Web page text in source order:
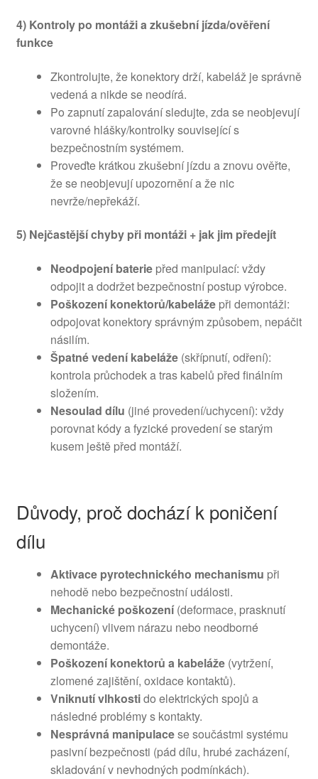
4) Kontroly po montáži a zkušební jízda/ověření
funkce
Zkontrolujte, že konektory drží, kabeláž je správně
vedená a nikde se neodírá.
Po zapnutí zapalování sledujte, zda se neobjevují
varovné hlášky/kontrolky související s
bezpečnostním systémem.
Proveďte krátkou zkušební jízdu a znovu ověřte,
že se neobjevují upozornění a že nic
nevrže/nepřekáží.
5) Nejčastější chyby při montáži + jak jim předejít
Neodpojení bateriepřed manipulací: vždy
odpojit a dodržet bezpečnostní postup výrobce.
Poškození konektorů/kabelážepři demontáži:
odpojovat konektory správným způsobem, nepáčit
násilím.
Špatné vedení kabeláže(skřípnutí, odření):
kontrola průchodek a tras kabelů před finálním
složením.
Nesoulad dílu (jiné provedení/uchycení): vždy
porovnat kódy a fyzické provedení se starým
kusem ještě před montáží.
Důvody, proč dochází k poničení
dílu
Aktivace pyrotechnického mechanismu při
nehodě nebo bezpečnostní události.
Mechanické poškození(deformace, prasknutí
uchycení) vlivem nárazu nebo neodborné
demontáže.
Poškození konektorů a kabeláže(vytržení,
zlomené zajištění, oxidace kontaktů).
Vniknutí vlhkostido elektrických spojů a
následné problémy s kontakty.
Nesprávná manipulacese součástmi systému
pasivní bezpečnosti (pád dílu, hrubé zacházení,
skladování v nevhodných podmínkách).